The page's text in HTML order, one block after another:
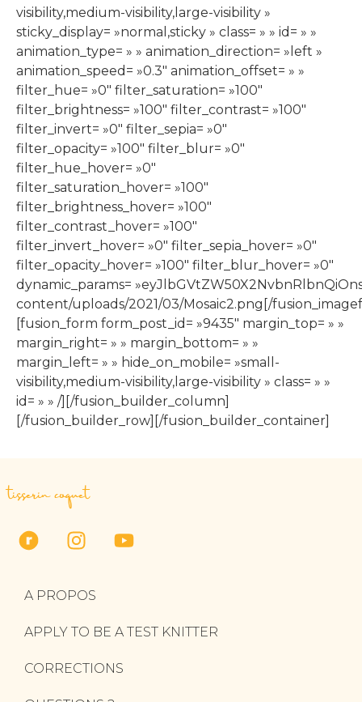
visibility,medium-visibility,large-visibility »
sticky_display= »normal,sticky » class= » » id= » »
animation_type= » » animation_direction= »left »
animation_speed= »0.3″ animation_offset= » »
filter_hue= »0″ filter_saturation= »100″
filter_brightness= »100″ filter_contrast= »100″
filter_invert= »0″ filter_sepia= »0″
filter_opacity= »100″ filter_blur= »0″
filter_hue_hover= »0″
filter_saturation_hover= »100″
filter_brightness_hover= »100″
filter_contrast_hover= »100″
filter_invert_hover= »0″ filter_sepia_hover= »0″
filter_opacity_hover= »100″ filter_blur_hover= »0″
dynamic_params=
content/uploads/2021/03/Mosaic2.png[/
[fusion_form form_post_id= »9435″ margin_top= » »
margin_right= » » margin_bottom= » »
margin_left= » » hide_on_mobile= »small-
visibility,medium-visibility,large-visibility » class= » »
id= » » /][/fusion_builder_column]
[/fusion_builder_row][/fusion_builder_container]
tisserin coquet
A PROPOS
APPLY TO BE A TEST KNITTER
CORRECTIONS